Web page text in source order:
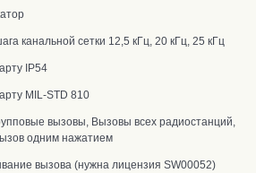
канальной сетки 12,5 кГц, 20 кГц, 25 кГц
IP54
MIL-STD 810
вызовы, Вызовы всех радиостанций,
одним нажатием
вызова (нужна лицензия SW00052)